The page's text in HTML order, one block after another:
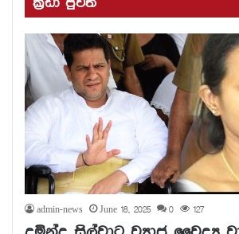
ක්‍රීඩා පුවත්
admin-news June 18, 2025 0 127